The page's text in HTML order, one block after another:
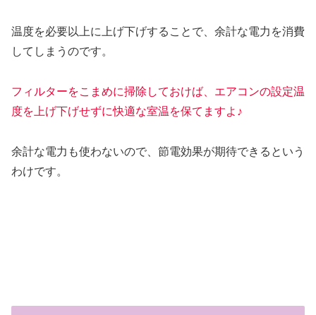
温度を必要以上に上げ下げすることで、余計な電力を消費
してしまうのです。
フィルターをこまめに掃除しておけば、エアコンの設定温
度を上げ下げせずに快適な室温を保てますよ♪
余計な電力も使わないので、節電効果が期待できるという
わけです。